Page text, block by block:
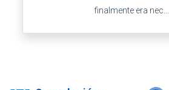
finalmente era nec...